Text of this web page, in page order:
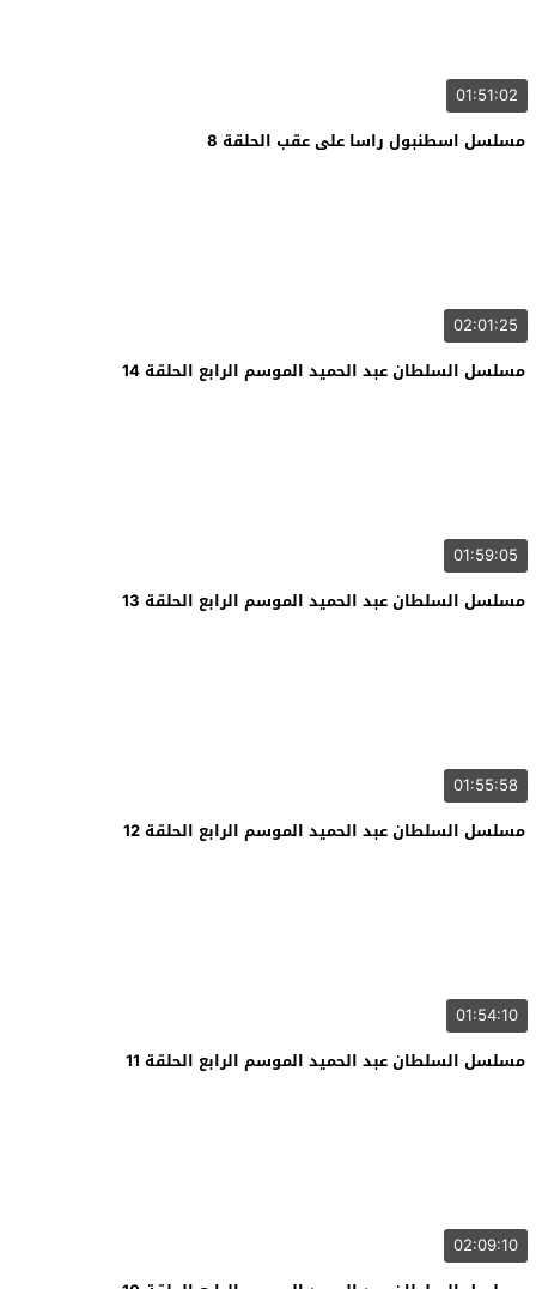
01:51:02
مسلسل اسطنبول راسا على عقب الحلقة 8
02:01:25
مسلسل السلطان عبد الحميد الموسم الرابع الحلقة 14
01:59:05
مسلسل السلطان عبد الحميد الموسم الرابع الحلقة 13
01:55:58
مسلسل السلطان عبد الحميد الموسم الرابع الحلقة 12
01:54:10
مسلسل السلطان عبد الحميد الموسم الرابع الحلقة 11
02:09:10